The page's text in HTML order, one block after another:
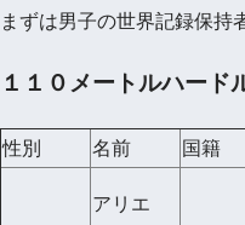
まずは男子の世界記録保持
１１０メートルハード
性別 名前 国籍
アリエ